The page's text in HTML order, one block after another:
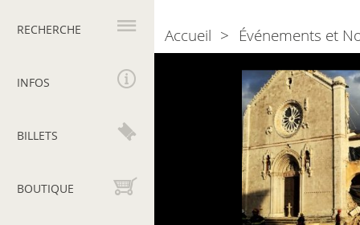
principale
RECHERCHE
INFOS
BILLETS
BOUTIQUE
Breadcrumb
Accueil Événements et